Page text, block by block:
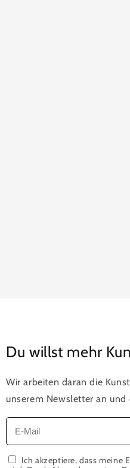
Du willst mehr
Wir arbeiten daran die
unserem Newsletter an
Ich akzeptiere, dass meine